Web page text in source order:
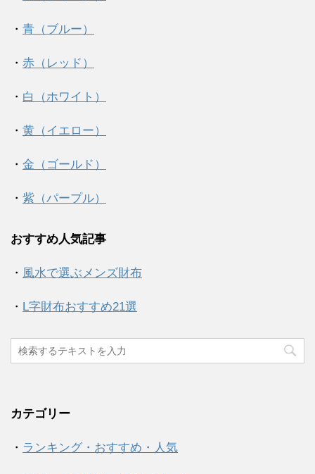
・ 青（ブルー）
・ 赤（レッド）
・ 白（ホワイト）
・ 黄（イエロー）
・ 金（ゴールド）
・ 紫（パープル）
おすすめ人気記事
・ 風水で選ぶメンズ財布
・ L字財布おすすめ21選
カテゴリー
・ ランキング・おすすめ・人気